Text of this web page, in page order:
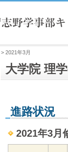
> 2021年3月
大学院 理
進路状況
2021年3月